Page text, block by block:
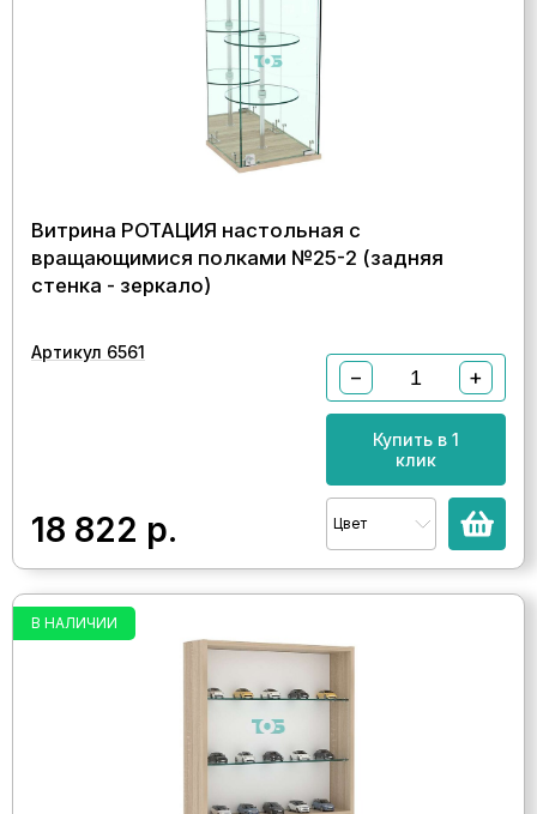
Витрина РОТАЦИЯ настольная с
вращающимися полками №25-2 (задняя
стенка - зеркало)
Артикул 6561
18 822 р.
− +
Купить в 1
клик
Цвет
В НАЛИЧИИ